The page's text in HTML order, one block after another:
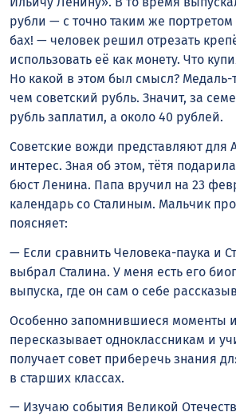
рубли — с точно таким же
бах! — человек решил отрезать
использовать её как монету. Что
Но какой в этом был смысл? Медаль-
чем советский рубль. Значит, за
рубль заплатил, а около 40 рублей.
Советские вожди представляют для
интерес. Зная об этом, тётя
бюст Ленина. Папа вручил на 23
календарь со Сталиным. Мальчик
поясняет:
— Если сравнить Человека-паука и
выбрал Сталина. У меня есть его
выпуска, где он сам о себе
Особенно запомнившиеся моменты
пересказывает одноклассникам и
получает совет приберечь знания
в старших классах.
— Изучаю события Великой